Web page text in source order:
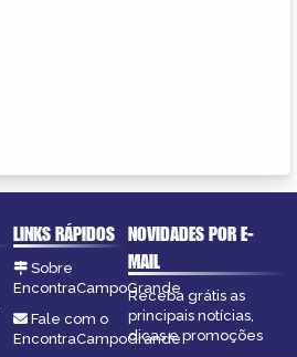
LINKS RÁPIDOS
Sobre
EncontraCampoGrande
Fale com o
EncontraCampoGrande
NOVIDADES POR E-
MAIL
Receba grátis as
principais notícias,
dicas e promoções